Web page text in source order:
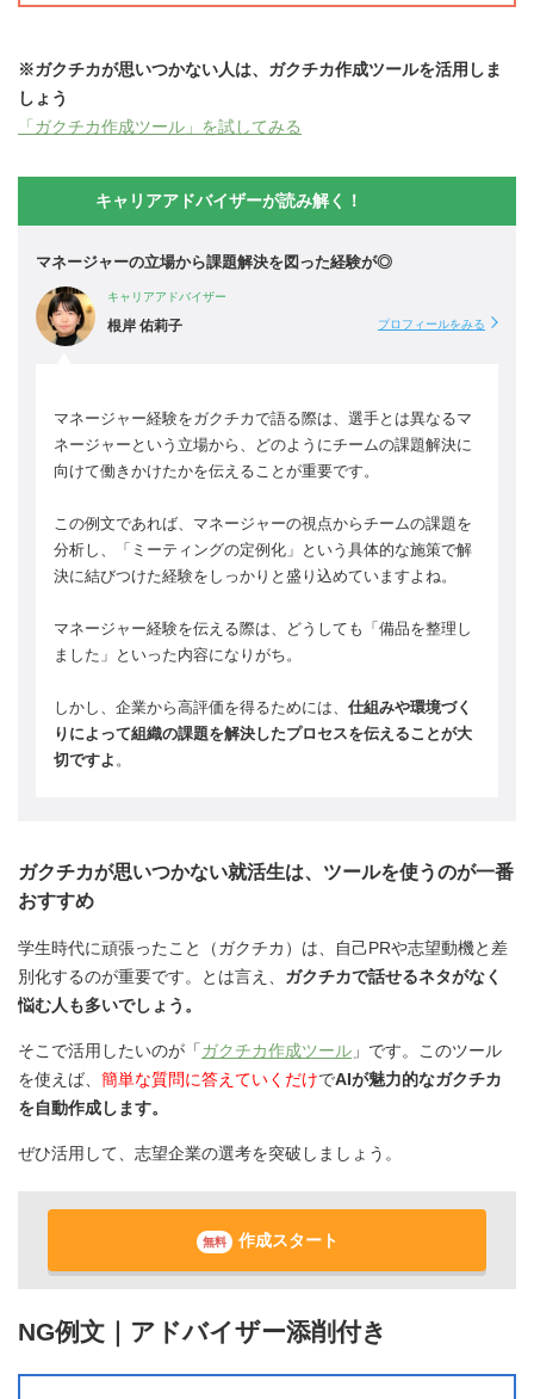
※ガクチカが思いつかない人は、ガクチカ作成ツールを活用しま
しょう
「ガクチカ作成ツール」を試してみる
キャリアアドバイザーが読み解く！
マネージャーの立場から課題解決を図った経験が◎
キャリアアドバイザー
根岸 佑莉子 プロフィールをみる
マネージャー経験をガクチカで語る際は、選手とは異なるマ
ネージャーという立場から、どのようにチームの課題解決に
向けて働きかけたかを伝えることが重要です。
この例文であれば、マネージャーの視点からチームの課題を
分析し、「ミーティングの定例化」という具体的な施策で解
決に結びつけた経験をしっかりと盛り込めていますよね。
マネージャー経験を伝える際は、どうしても「備品を整理し
ました」といった内容になりがち。
しかし、企業から高評価を得るためには、 仕組みや環境づく
りによって組織の課題を解決したプロセスを伝えることが大
切ですよ 。
ガクチカが思いつかない就活生は、ツールを使うのが一番
おすすめ
学生時代に頑張ったこと（ガクチカ）は、自己PRや志望動機と差
別化するのが重要です。とは言え、 ガクチカで話せるネタがなく
悩む人も多いでしょう。
そこで活用したいのが「ガクチカ作成ツール 」です。このツール
を使えば、 簡単な質問に答えていくだけでAIが魅力的なガクチカ
を自動作成します。
ぜひ活用して、志望企業の選考を突破しましょう。
無料 作成スタート
NG例文｜アドバイザー添削付き